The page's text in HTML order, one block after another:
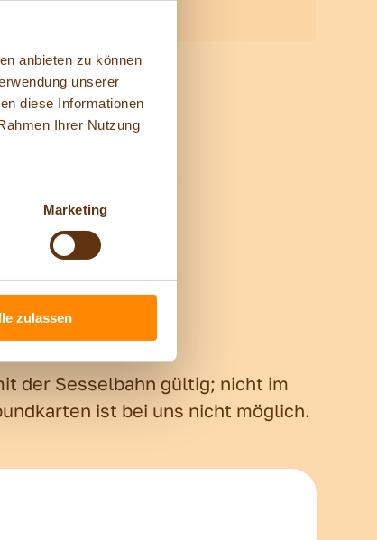
anbieten zu können
unserer
diese Informationen
Ihrer Nutzung
Marketing
zulassen
der Sesselbahn gültig; nicht im
ist bei uns nicht möglich.